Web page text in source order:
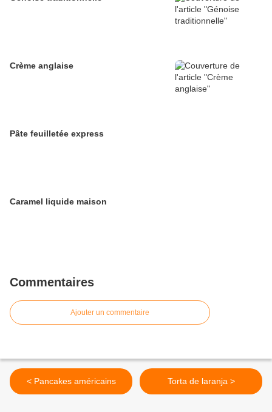
Crème anglaise
Pâte feuilletée express
Caramel liquide maison
Commentaires
Ajouter un commentaire
< Pancakes américains Torta de laranja >